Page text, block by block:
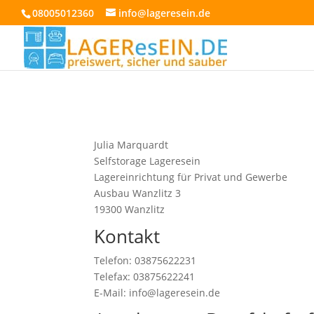
08005012360 info@lageresein.de
Julia Marquardt
Selfstorage Lageresein
Lagereinrichtung für Privat und Gewerbe
Ausbau Wanzlitz 3
19300 Wanzlitz
Kontakt
Telefon: 03875622231
Telefax: 03875622241
E-Mail: info@lageresein.de